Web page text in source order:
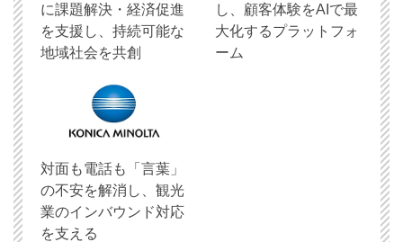
に課題解決・経済促進
を支援し、持続可能な
地域社会を共創
し、顧客体験をAIで最
大化するプラットフォ
ーム
対面も電話も「言葉」
の不安を解消し、観光
業のインバウンド対応
を支える